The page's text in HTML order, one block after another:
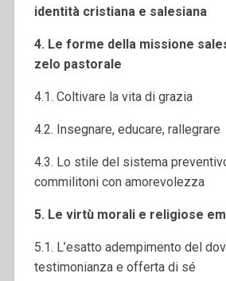
identità cristiana e salesiana
4. Le forme della missione
zelo pastorale
4.1. Coltivare la vita di grazia
4.2. Insegnare, educare, rallegrare
4.3. Lo stile del sistema
commilitoni con amorevolezza
5. Le virtù morali e religiose
5.1. L’esatto adempimento del
testimonianza e offerta di sé